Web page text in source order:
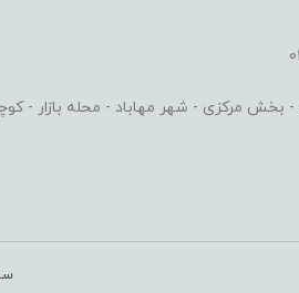
- بخش مرکزی - شهر مهاباد - محله بازار -